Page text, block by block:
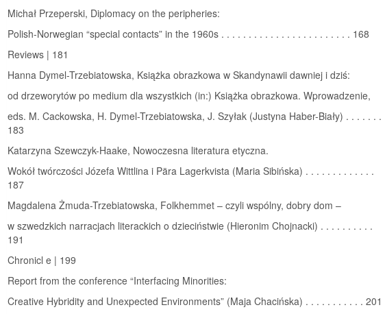
Michał Przeperski, Diplomacy on the peripheries:
Polish-Norwegian “special contacts” in the 1960s . . . . . . . . . . . . . . . . . . . . . . . . 168
Reviews | 181
Hanna Dymel-Trzebiatowska, Książka obrazkowa w Skandynawii dawniej i dziś:
od drzeworytów po medium dla wszystkich (in:) Książka obrazkowa. Wprowadzenie,
eds. M. Cackowska, H. Dymel-Trzebiatowska, J. Szyłak (Justyna Haber-Biały) . . . . . . .
183
Katarzyna Szewczyk-Haake, Nowoczesna literatura etyczna.
Wokół twórczości Józefa Wittlina i Pära Lagerkvista (Maria Sibińska) . . . . . . . . . . . . .
187
Magdalena Żmuda-Trzebiatowska, Folkhemmet – czyli wspólny, dobry dom –
w szwedzkich narracjach literackich o dzieciństwie (Hieronim Chojnacki) . . . . . . . . . .
191
Chronicl e | 199
Report from the conference “Interfacing Minorities:
Creative Hybridity and Unexpected Environments” (Maja Chacińska) . . . . . . . . . . . 201